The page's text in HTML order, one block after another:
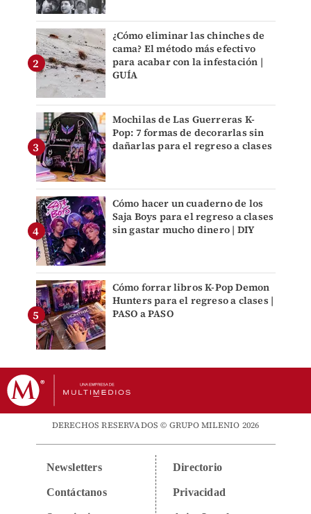
¿Cómo eliminar las chinches de
cama? El método más efectivo
para acabar con la infestación |
GUÍA
Mochilas de Las Guerreras K-
Pop: 7 formas de decorarlas sin
dañarlas para el regreso a clases
Cómo hacer un cuaderno de los
Saja Boys para el regreso a clases
sin gastar mucho dinero | DIY
Cómo forrar libros K-Pop Demon
Hunters para el regreso a clases |
PASO a PASO
DERECHOS RESERVADOS © GRUPO MILENIO 2026
Newsletters
Contáctanos
Directorio
Privacidad